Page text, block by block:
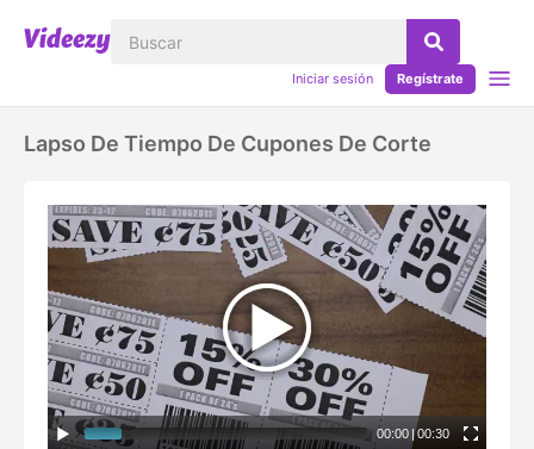
Iniciar sesión Regístrate
Lapso De Tiempo De Cupones De Corte
00:00 | 00:30